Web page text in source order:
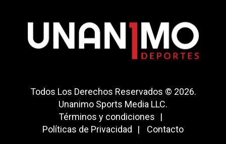
Todos Los Derechos Reservados © 2026.
Unanimo Sports Media LLC.
Términos y condiciones
Políticas de Privacidad
Contacto